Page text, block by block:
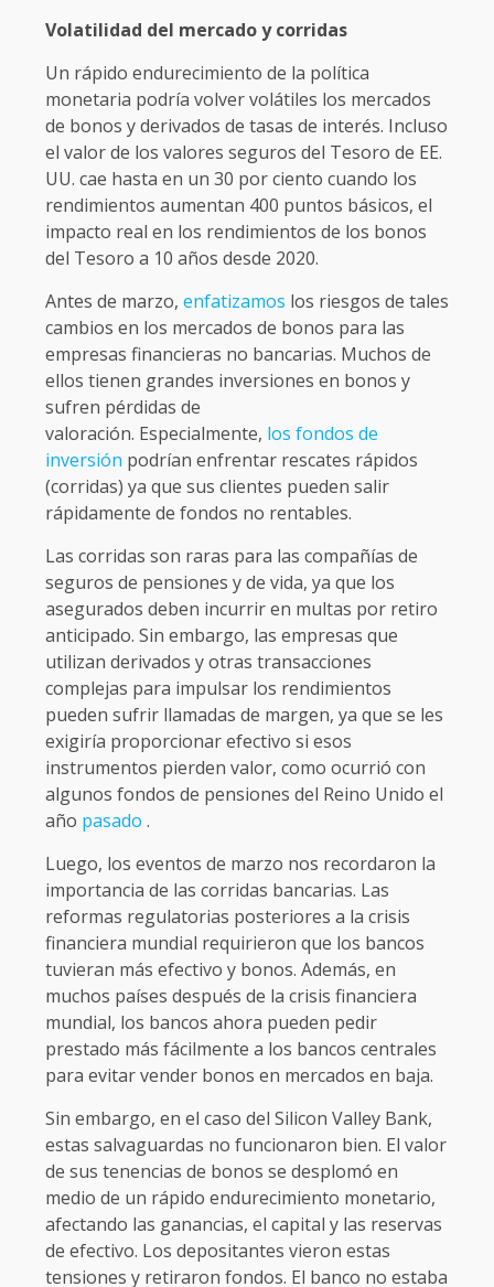
Volatilidad del mercado y corridas
Un rápido endurecimiento de la política
monetaria podría volver volátiles los mercados
de bonos y derivados de tasas de interés. Incluso
el valor de los valores seguros del Tesoro de EE.
UU. cae hasta en un 30 por ciento cuando los
rendimientos aumentan 400 puntos básicos, el
impacto real en los rendimientos de los bonos
del Tesoro a 10 años desde 2020.
Antes de marzo, enfatizamos los riesgos de tales
cambios en los mercados de bonos para las
empresas financieras no bancarias. Muchos de
ellos tienen grandes inversiones en bonos y
sufren pérdidas de
valoración. Especialmente, los fondos de
inversión podrían enfrentar rescates rápidos
(corridas) ya que sus clientes pueden salir
rápidamente de fondos no rentables.
Las corridas son raras para las compañías de
seguros de pensiones y de vida, ya que los
asegurados deben incurrir en multas por retiro
anticipado. Sin embargo, las empresas que
utilizan derivados y otras transacciones
complejas para impulsar los rendimientos
pueden sufrir llamadas de margen, ya que se les
exigiría proporcionar efectivo si esos
instrumentos pierden valor, como ocurrió con
algunos fondos de pensiones del Reino Unido el
año pasado .
Luego, los eventos de marzo nos recordaron la
importancia de las corridas bancarias. Las
reformas regulatorias posteriores a la crisis
financiera mundial requirieron que los bancos
tuvieran más efectivo y bonos. Además, en
muchos países después de la crisis financiera
mundial, los bancos ahora pueden pedir
prestado más fácilmente a los bancos centrales
para evitar vender bonos en mercados en baja.
Sin embargo, en el caso del Silicon Valley Bank,
estas salvaguardas no funcionaron bien. El valor
de sus tenencias de bonos se desplomó en
medio de un rápido endurecimiento monetario,
afectando las ganancias, el capital y las reservas
de efectivo. Los depositantes vieron estas
tensiones y retiraron fondos. El banco no estaba